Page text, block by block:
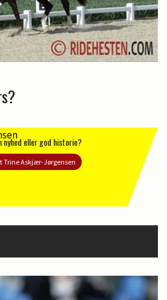
nyhed eller god historie?
Trine Askjær-Jørgensen